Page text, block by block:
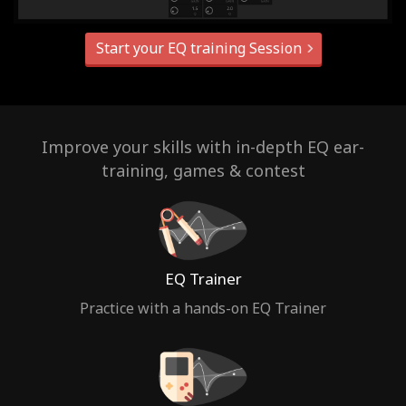
Start your EQ training Session
Improve your skills with in-depth EQ ear-
training, games & contest
EQ Trainer
Practice with a hands-on EQ Trainer